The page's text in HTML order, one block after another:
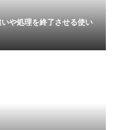
や処理を終了させる使い